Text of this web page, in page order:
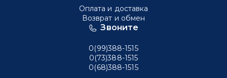
Звоните
0(99)388-1515
0(73)388-1515
0(68)388-1515
Оплата и доставка
Возврат и обмен